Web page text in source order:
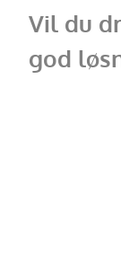
Vil du
god